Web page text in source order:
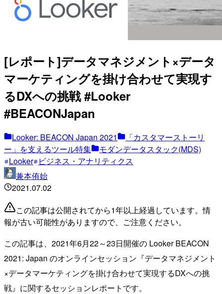
[レポート]データマネジメント×データ
マーケティングを掛け合わせて実現す
るDXへの挑戦 #Looker
#BEACONJapan
Looker: BEACON Japan 2021
「カスタマーストーリ
ー」を支えるツール特集
モダンデータスタック(MDS)
Looker ビジネス・アナリティクス
兼本侑始
2021.07.02
この記事は公開されてから1年以上経過しています。情
報が古い可能性がありますので、ご注意ください。
この記事は、2021年6月22～23日開催の Looker BEACON
2021: Japan のオンラインセッション『データマネジメント
×データマーケティングを掛け合わせて実現するDXへの挑
戦』に関するセッションレポートです。